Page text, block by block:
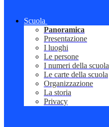
Scuola
Panoramica
Presentazione
I luoghi
Le persone
I numeri della scuola
Le carte della scuola
Organizzazione
La storia
Privacy